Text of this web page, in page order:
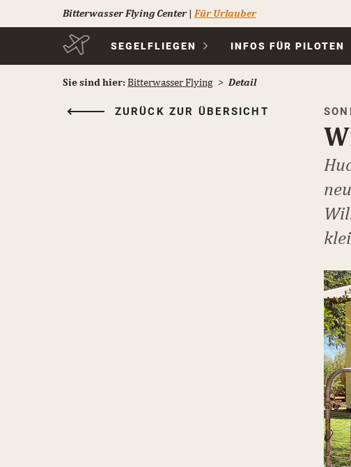
Bitterwasser Flying Center| Für Urlauber
Navigation
SEGELFLIEGEN INFOS FÜR PILOTEN
Sie sind hier: Bitterwasser Flying Detail
ZURÜCK ZUR ÜBERSICHT